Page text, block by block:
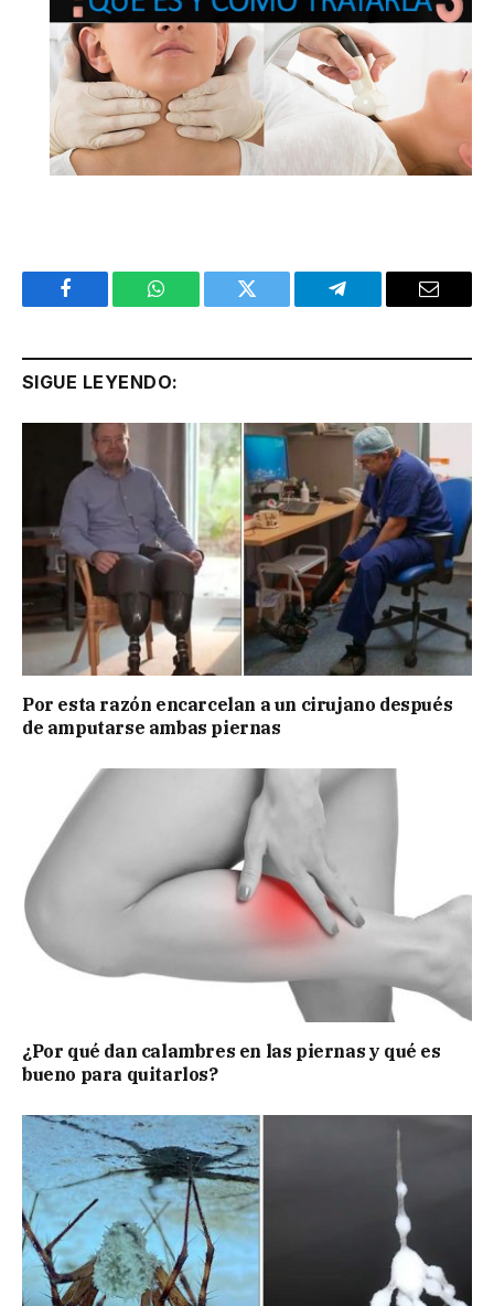
Facebook WhatsApp Twitter Telegram Email
SIGUE LEYENDO:
Por esta razón encarcelan a un cirujano después
de amputarse ambas piernas
¿Por qué dan calambres en las piernas y qué es
bueno para quitarlos?